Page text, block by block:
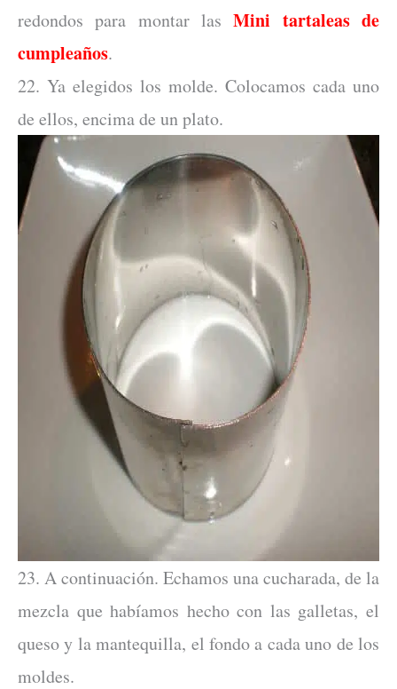
redondos para montar lasMini tartaleas de
cumpleaños.
22. Ya elegidos los molde. Colocamos cada uno
de ellos, encima de un plato.
23. A continuación. Echamos una cucharada, de la
mezcla que habíamos hecho con las galletas, el
queso y la mantequilla, el fondo a cada uno de los
moldes.